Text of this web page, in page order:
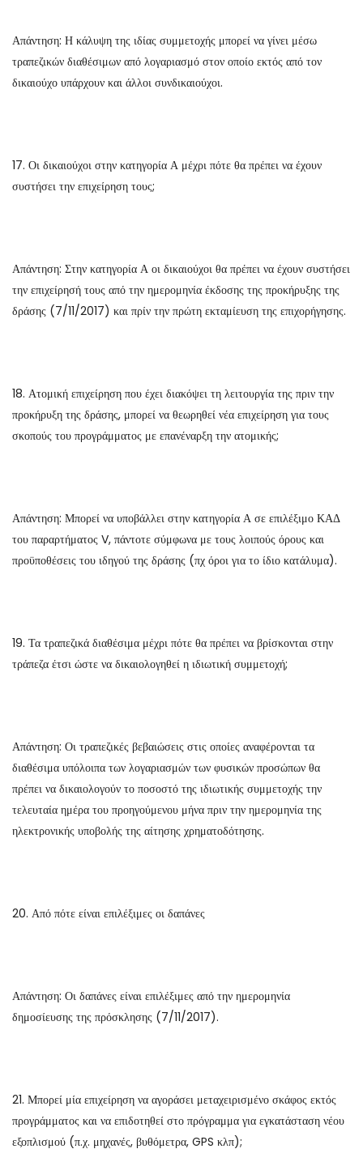
Απάντηση: Η κάλυψη της ιδίας συμμετοχής μπορεί να γίνει μέσω
τραπεζικών διαθέσιμων από λογαριασμό στον οποίο εκτός από τον
δικαιούχο υπάρχουν και άλλοι συνδικαιούχοι.
17. Οι δικαιούχοι στην κατηγορία Α μέχρι πότε θα πρέπει να έχουν
συστήσει την επιχείρηση τους;
Απάντηση: Στην κατηγορία Α οι δικαιούχοι θα πρέπει να έχουν συστήσει
την επιχείρησή τους από την ημερομηνία έκδοσης της προκήρυξης της
δράσης (7/11/2017) και πρίν την πρώτη εκταμίευση της επιχορήγησης.
18. Ατομική επιχείρηση που έχει διακόψει τη λειτουργία της πριν την
προκήρυξη της δράσης, μπορεί να θεωρηθεί νέα επιχείρηση για τους
σκοπούς του προγράμματος με επανέναρξη την ατομικής;
Απάντηση: Μπορεί να υποβάλλει στην κατηγορία Α σε επιλέξιμο ΚΑΔ
του παραρτήματος V, πάντοτε σύμφωνα με τους λοιπούς όρους και
προϋποθέσεις του ιδηγού της δράσης (πχ όροι για το ίδιο κατάλυμα).
19. Τα τραπεζικά διαθέσιμα μέχρι πότε θα πρέπει να βρίσκονται στην
τράπεζα έτσι ώστε να δικαιολογηθεί η ιδιωτική συμμετοχή;
Απάντηση: Οι τραπεζικές βεβαιώσεις στις οποίες αναφέρονται τα
διαθέσιμα υπόλοιπα των λογαριασμών των φυσικών προσώπων θα
πρέπει να δικαιολογούν το ποσοστό της ιδιωτικής συμμετοχής την
τελευταία ημέρα του προηγούμενου μήνα πριν την ημερομηνία της
ηλεκτρονικής υποβολής της αίτησης χρηματοδότησης.
20. Από πότε είναι επιλέξιμες οι δαπάνες
Απάντηση: Οι δαπάνες είναι επιλέξιμες από την ημερομηνία
δημοσίευσης της πρόσκλησης (7/11/2017).
21. Μπορεί μία επιχείρηση να αγοράσει μεταχειρισμένο σκάφος εκτός
προγράμματος και να επιδοτηθεί στο πρόγραμμα για εγκατάσταση νέου
εξοπλισμού (π.χ. μηχανές, βυθόμετρα, GPS κλπ);